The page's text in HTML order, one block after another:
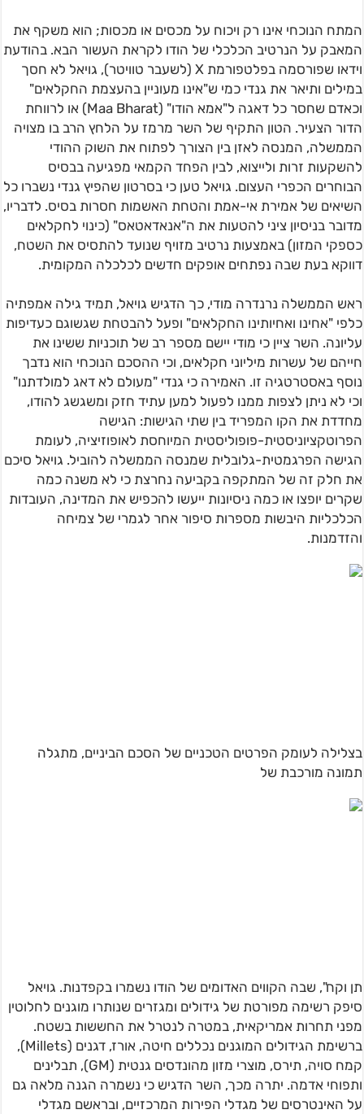
המתח הנוכחי אינו רק ויכוח על מכסים או מכסות; הוא משקף את
המאבק על הנרטיב הכלכלי של הודו לקראת העשור הבא. בהודעת
וידאו שפורסמה בפלטפורמת X (לשעבר טוויטר), גויאל לא חסך
במילים ותיאר את גנדי כמי ש"אינו מעוניין בהעצמת החקלאים"
וכאדם שחסר כל דאגה ל"אמא הודו" (Maa Bharat) או לרווחת
הדור הצעיר. הטון התקיף של השר מרמז על הלחץ הרב בו מצויה
הממשלה, המנסה לאזן בין הצורך לפתוח את השוק ההודי
להשקעות זרות ולייצוא, לבין הפחד הקמאי מפגיעה בבסיס
הבוחרים הכפרי העצום. גויאל טען כי בסרטון שהפיץ גנדי נשברו כל
השיאים של אמירת אי-אמת והטחת האשמות חסרות בסיס. לדבריו,
מדובר בניסיון ציני להטעות את ה"אנאדאטאס" (כינוי לחקלאים
כספקי המזון) באמצעות נרטיב מזויף שנועד להתסיס את השטח,
דווקא בעת שבה נפתחים אופקים חדשים לכלכלה המקומית.
ראש הממשלה נרנדרה מודי, כך הדגיש גויאל, תמיד גילה אמפתיה
כלפי "אחינו ואחיותינו החקלאים" ופעל להבטחת שגשוגם כעדיפות
עליונה. השר ציין כי מודי יישם מספר רב של תוכניות ששינו את
חייהם של עשרות מיליוני חקלאים, וכי ההסכם הנוכחי הוא נדבך
נוסף באסטרטגיה זו. האמירה כי גנדי "מעולם לא דאג למולדתנו"
וכי לא ניתן לצפות ממנו לפעול למען עתיד חזק ומשגשג להודו,
מחדדת את הקו המפריד בין שתי הגישות: הגישה
הפרוטקציוניסטית-פופוליסטית המיוחסת לאופוזיציה, לעומת
הגישה הפרגמטית-גלובלית שמנסה הממשלה להוביל. גויאל סיכם
את חלק זה של המתקפה בקביעה נחרצת כי לא משנה כמה
שקרים יופצו או כמה ניסיונות ייעשו להכפיש את המדינה, העובדות
הכלכליות היבשות מספרות סיפור אחר לגמרי של צמיחה
והזדמנות.
בצלילה לעומק הפרטים הטכניים של הסכם הביניים, מתגלה
תמונה מורכבת של
תן וקח", שבה הקווים האדומים של הודו נשמרו בקפדנות. גויאל
סיפק רשימה מפורטת של גידולים ומגזרים שנותרו מוגנים לחלוטין
מפני תחרות אמריקאית, במטרה לנטרל את החששות בשטח.
ברשימת הגידולים המוגנים נכללים חיטה, אורז, דגנים (Millets),
קמח סויה, תירס, מוצרי מזון מהונדסים גנטית (GM), תבלינים
ותפוחי אדמה. יתרה מכך, השר הדגיש כי נשמרה הגנה מלאה גם
על האינטרסים של מגדלי הפירות המרכזיים, ובראשם מגדלי